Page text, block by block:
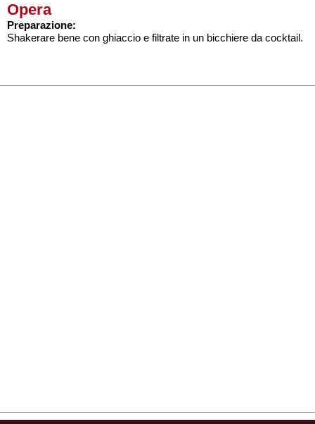
Opera
Preparazione:
Shakerare bene con ghiaccio e filtrate in un bicchiere da cocktail.